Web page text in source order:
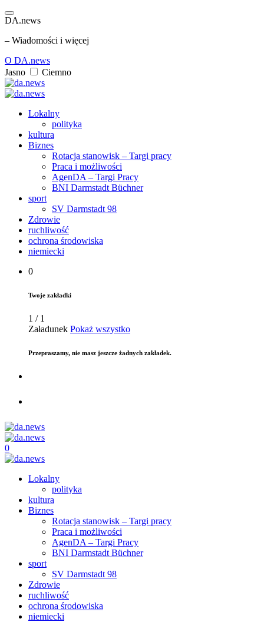
DA.news
– Wiadomości i więcej
O DA.news
Jasno
Ciemno
Lokalny
polityka
kultura
Biznes
Rotacja stanowisk – Targi pracy
Praca i możliwości
AgenDA – Targi Pracy
BNI Darmstadt Büchner
sport
SV Darmstadt 98
Zdrowie
ruchliwość
ochrona środowiska
niemiecki
0
Twoje zakładki
1 / 1
Załadunek Pokaż wszystko
Przepraszamy, nie masz jeszcze żadnych zakładek.
0
Lokalny
polityka
kultura
Biznes
Rotacja stanowisk – Targi pracy
Praca i możliwości
AgenDA – Targi Pracy
BNI Darmstadt Büchner
sport
SV Darmstadt 98
Zdrowie
ruchliwość
ochrona środowiska
niemiecki